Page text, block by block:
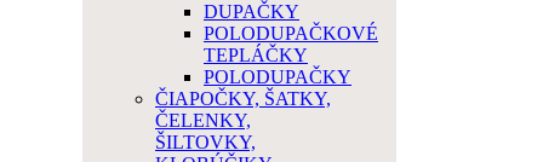
DUPAČKY
POLODUPAČKOVÉ
TEPLÁČKY
POLODUPAČKY
ČIAPOČKY, ŠATKY,
ČELENKY,
ŠILTOVKY,